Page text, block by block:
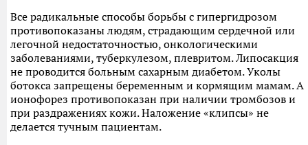
Все радикальные способы борьбы с гипергидрозом
противопоказаны людям, страдающим сердечной или
легочной недостаточностью, онкологическими
заболеваниями, туберкулезом, плевритом. Липосакция
не проводится больным сахарным диабетом. Уколы
ботокса запрещены беременным и кормящим мамам. А
ионофорез противопоказан при наличии тромбозов и
при раздражениях кожи. Наложение «клипсы» не
делается тучным пациентам.